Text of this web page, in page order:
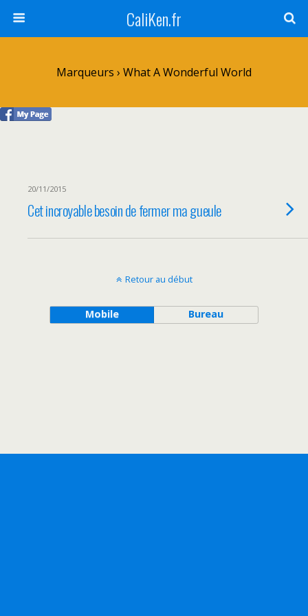
CaliKen.fr
Marqueurs › What A Wonderful World
20/11/2015
Cet incroyable besoin de fermer ma gueule
Retour au début
Mobile Bureau